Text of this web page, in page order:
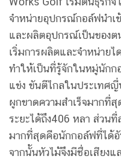
จำหน่ายอุปกรณ์กอล์ฟนำเ
และผลิตอุปกรณ์เป็นของต
เริ่มการผลิตและจำหน่าย
ทำให้เป็นที่รู้จักในหมู่นักก
แข่ง ขันตีไกลในประเทศ
ผูกขาดความสำเร็จมาก
ระยะได้ถึง406 หลา ส่วน
มากที่สุดคือนักกอล์ฟที่ได้
จากนั้นหัวไม้จึงมีชื่อเสียง